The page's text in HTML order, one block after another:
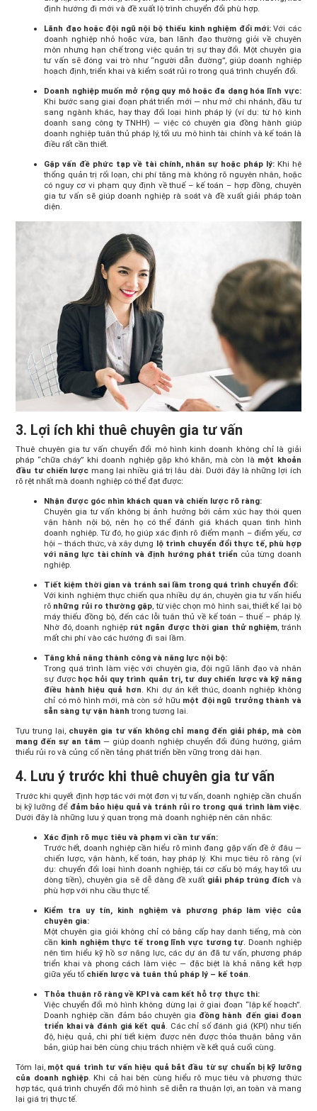
định hướng đi mới và đề xuất lộ trình chuyển đổi phù hợp.
Lãnh đạo hoặc đội ngũ nội bộ thiếu kinh nghiệm đổi mới:Với các
doanh nghiệp nhỏ hoặc vừa, ban lãnh đạo thường giỏi về chuyên
môn nhưng hạn chế trong việc quản trị sự thay đổi. Một chuyên gia
tư vấn sẽ đóng vai trò như “người dẫn đường”, giúp doanh nghiệp
hoạch định, triển khai và kiểm soát rủi ro trong quá trình chuyển đổi.
Doanh nghiệp muốn mở rộng quy mô hoặc đa dạng hóa lĩnh vực:
Khi bước sang giai đoạn phát triển mới — như mở chi nhánh, đầu tư
sang ngành khác, hay thay đổi loại hình pháp lý (ví dụ: từ hộ kinh
doanh sang công ty TNHH) — việc có chuyên gia đồng hành giúp
doanh nghiệp tuân thủ pháp lý, tối ưu mô hình tài chính và kế toán là
điều rất cần thiết.
Gặp vấn đề phức tạp về tài chính, nhân sự hoặc pháp lý: Khi hệ
thống quản trị rối loạn, chi phí tăng mà không rõ nguyên nhân, hoặc
có nguy cơ vi phạm quy định về thuế – kế toán – hợp đồng, chuyên
gia tư vấn sẽ giúp doanh nghiệp rà soát và đề xuất giải pháp toàn
diện.
3. Lợi ích khi thuê chuyên gia tư vấn
Thuê chuyên gia tư vấn chuyển đổi mô hình kinh doanh không chỉ là giải
pháp “chữa cháy” khi doanh nghiệp gặp khó khăn, mà còn là một khoản
đầu tư chiến lược mang lại nhiều giá trị lâu dài. Dưới đây là những lợi ích
rõ rệt nhất mà doanh nghiệp có thể đạt được:
Nhận được góc nhìn khách quan và chiến lược rõ ràng:
Chuyên gia tư vấn không bị ảnh hưởng bởi cảm xúc hay thói quen
vận hành nội bộ, nên họ có thể đánh giá khách quan tình hình
doanh nghiệp. Từ đó, họ giúp xác định rõ điểm mạnh – điểm yếu, cơ
hội – thách thức, và xây dựng lộ trình chuyển đổi thực tế, phù hợp
với năng lực tài chính và định hướng phát triển của từng doanh
nghiệp.
Tiết kiệm thời gian và tránh sai lầm trong quá trình chuyển đổi:
Với kinh nghiệm thực chiến qua nhiều dự án, chuyên gia tư vấn hiểu
rõ những rủi ro thường gặp, từ việc chọn mô hình sai, thiết kế lại bộ
máy thiếu đồng bộ, đến các lỗi tuân thủ về kế toán – thuế – pháp lý.
Nhờ đó, doanh nghiệp rút ngắn được thời gian thử nghiệm, tránh
mất chi phí vào các hướng đi sai lầm.
Tăng khả năng thành công và năng lực nội bộ:
Trong quá trình làm việc với chuyên gia, đội ngũ lãnh đạo và nhân
sự được học hỏi quy trình quản trị, tư duy chiến lược và kỹ năng
điều hành hiệu quả hơn. Khi dự án kết thúc, doanh nghiệp không
chỉ có mô hình mới, mà còn sở hữu một đội ngũ trưởng thành và
sẵn sàng tự vận hành trong tương lai.
Tựu trung lại, chuyên gia tư vấn không chỉ mang đến giải pháp, mà còn
mang đến sự an tâm— giúp doanh nghiệp chuyển đổi đúng hướng, giảm
thiểu rủi ro và củng cố nền tảng phát triển bền vững trong dài hạn.
4. Lưu ý trước khi thuê chuyên gia tư vấn
Trước khi quyết định hợp tác với một đơn vị tư vấn, doanh nghiệp cần chuẩn
bị kỹ lưỡng để đảm bảo hiệu quả và tránh rủi ro trong quá trình làm việc.
Dưới đây là những lưu ý quan trọng mà doanh nghiệp nên cân nhắc:
Xác định rõ mục tiêu và phạm vi cần tư vấn:
Trước hết, doanh nghiệp cần hiểu rõ mình đang gặp vấn đề ở đâu —
chiến lược, vận hành, kế toán, hay pháp lý. Khi mục tiêu rõ ràng (ví
dụ: chuyển đổi loại hình doanh nghiệp, tái cơ cấu bộ máy, hay tối ưu
dòng tiền), chuyên gia sẽ dễ dàng đề xuất giải pháp trúng đích và
phù hợp với nhu cầu thực tế.
Kiểm tra uy tín, kinh nghiệm và phương pháp làm việc của
chuyên gia:
Một chuyên gia giỏi không chỉ có bằng cấp hay danh tiếng, mà còn
cần kinh nghiệm thực tế trong lĩnh vực tương tự. Doanh nghiệp
nên tìm hiểu kỹ hồ sơ năng lực, các dự án đã tư vấn, phương pháp
triển khai và phong cách làm việc — đặc biệt là khả năng kết hợp
giữa yếu tố chiến lược và tuân thủ pháp lý – kế toán.
Thỏa thuận rõ ràng về KPI và cam kết hỗ trợ thực thi:
Việc chuyển đổi mô hình không dừng lại ở giai đoạn “lập kế hoạch”.
Doanh nghiệp cần đảm bảo chuyên gia đồng hành đến giai đoạn
triển khai và đánh giá kết quả. Các chỉ số đánh giá (KPI) như tiến
độ, hiệu quả, chi phí tiết kiệm được nên được thỏa thuận bằng văn
bản, giúp hai bên cùng chịu trách nhiệm về kết quả cuối cùng.
Tóm lại, một quá trình tư vấn hiệu quả bắt đầu từ sự chuẩn bị kỹ lưỡng
của doanh nghiệp. Khi cả hai bên cùng hiểu rõ mục tiêu và phương thức
hợp tác, quá trình chuyển đổi mô hình sẽ diễn ra thuận lợi, an toàn và mang
lại giá trị thực tế.